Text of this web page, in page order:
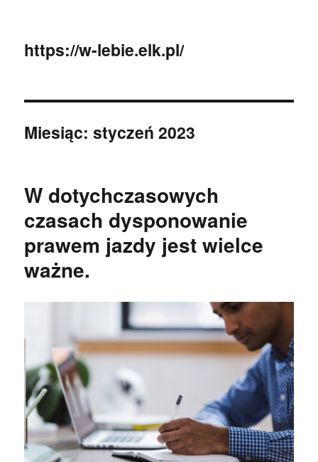
https://w-lebie.elk.pl/
Miesiąc:styczeń 2023
W dotychczasowych
czasach dysponowanie
prawem jazdy jest wielce
ważne.